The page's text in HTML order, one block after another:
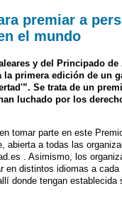
premiar a
el mundo
y del Principado de
primera edición de un
Se trata de un
luchado por los
tomar parte en este
abierta a todas las
. Asimismo, los
en distintos idiomas a
donde tengan establecida